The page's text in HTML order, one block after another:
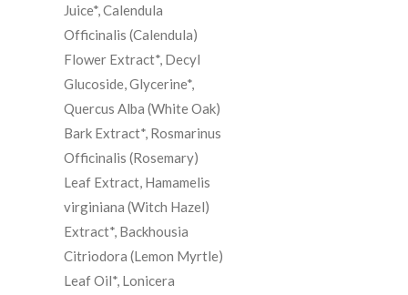
Juice*, Calendula
Officinalis (Calendula)
Flower Extract*, Decyl
Glucoside, Glycerine*,
Quercus Alba (White Oak)
Bark Extract*, Rosmarinus
Officinalis (Rosemary)
Leaf Extract, Hamamelis
virginiana (Witch Hazel)
Extract*, Backhousia
Citriodora (Lemon Myrtle)
Leaf Oil*, Lonicera